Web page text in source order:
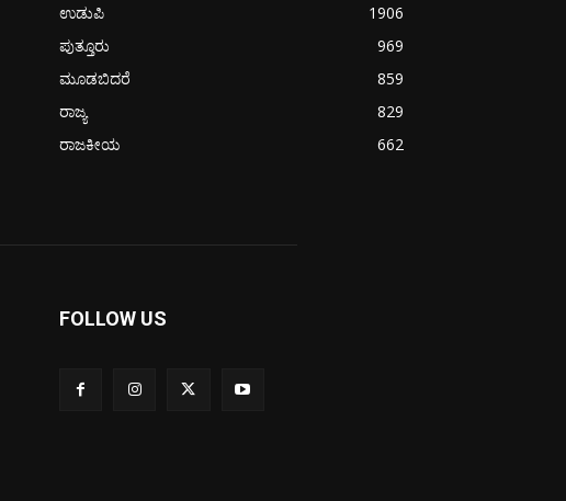
ಉಡುಪಿ
1906
ಪುತ್ತೂರು
969
ಮೂಡಬಿದರೆ
859
ರಾಜ್ಯ
829
ರಾಜಕೀಯ
662
FOLLOW US